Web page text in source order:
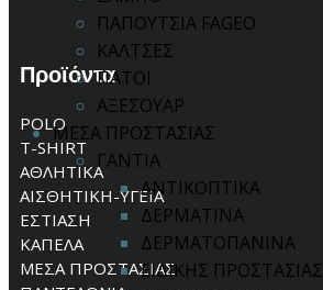
ΠΑΠΟΥΤΣΙΑ FAGEO
ΚΑΛΤΣΕΣ
ΠΑΤΟΙ
ΑΞΕΣΟΥΑΡ
ΜΕΣΑ ΠΡΟΣΤΑΣΙΑΣ
ΓΑΝΤΙΑ
ΑΝΤΙΚΟΠΤΙΚΑ
ΔΕΡΜΑΤΙΝΑ
ΔΕΡΜΑΤΟΠΑΝΙΝΑ
ΕΙΔΙΚΗΣ ΠΡΟΣΤΑΣΙΑΣ
Προϊόντα
POLO
T-SHIRT
ΑΘΛΗΤΙΚΑ
ΑΙΣΘΗΤΙΚΗ-ΥΓΕΙΑ
ΕΣΤΙΑΣΗ
ΚΑΠΕΛΑ
ΜΕΣΑ ΠΡΟΣΤΑΣΙΑΣ